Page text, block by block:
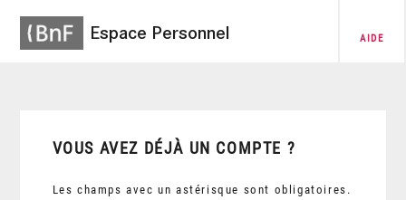
Espace Personnel AIDE
VOUS AVEZ DÉJÀ UN COMPTE ?
Les champs avec un astérisque sont obligatoires.